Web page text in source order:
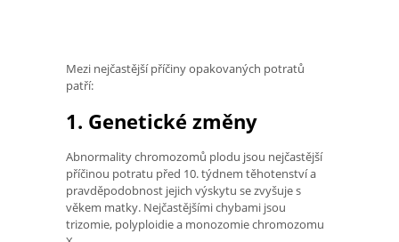
Mezi nejčastější příčiny opakovaných potratů
patří:
1. Genetické změny
Abnormality chromozomů plodu jsou nejčastější
příčinou potratu před 10. týdnem těhotenství a
pravděpodobnost jejich výskytu se zvyšuje s
věkem matky. Nejčastějšími chybami jsou
trizomie, polyploidie a monozomie chromozomu